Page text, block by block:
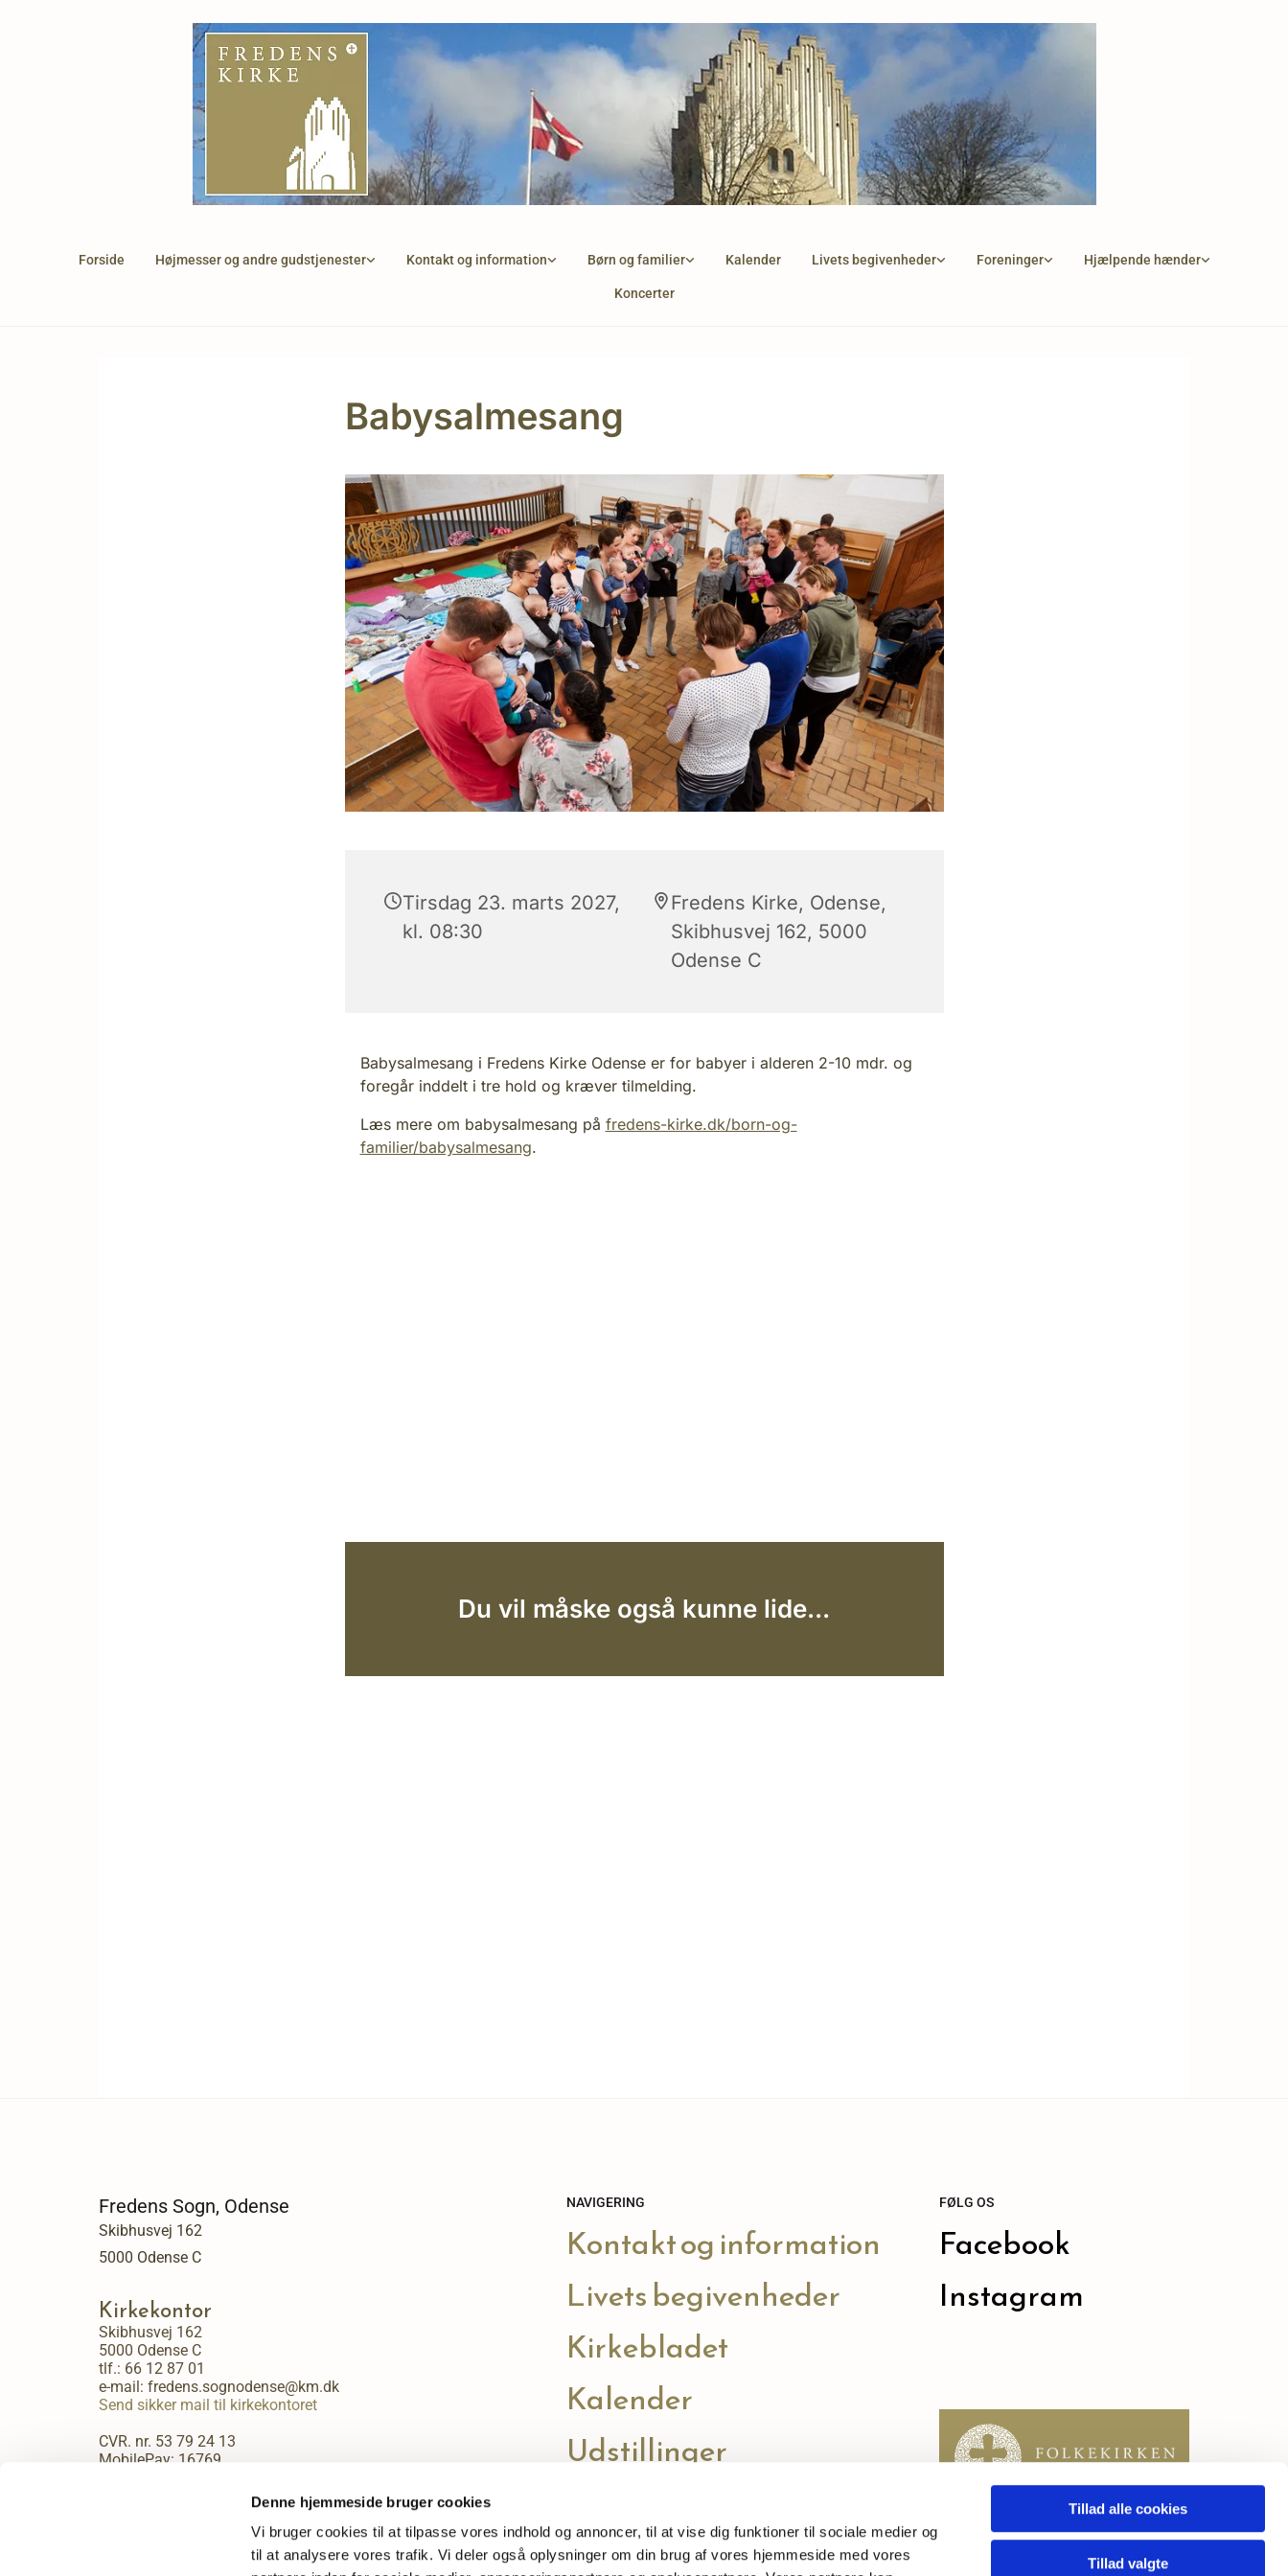
Denne hjemmeside bruger cookies
Vi bruger cookies til at tilpasse vores indhold og annoncer, til at vise dig funktioner til sociale medier og
til at analysere vores trafik. Vi deler også oplysninger om din brug af vores hjemmeside med vores
Tillad alle cookies
Tillad valgte
Forside Højmesser og andre gudstjenester Kontakt og information Børn og familier Kalender Livets begivenheder Foreninger Hjælpende hænder
Koncerter
Babysalmesang
Tirsdag 23. marts 2027,
kl. 08:30
Fredens Kirke, Odense,
Skibhusvej 162, 5000
Odense C
Babysalmesang i Fredens Kirke Odense er for babyer i alderen 2-10 mdr. og
foregår inddelt i tre hold og kræver tilmelding.
Læs mere om babysalmesang på fredens-kirke.dk/born-og-
familier/babysalmesang.
Du vil måske også kunne lide...
Fredens Sogn, Odense
Skibhusvej 162
5000 Odense C
Kirkekontor
Skibhusvej 162
5000 Odense C
tlf.: 66 12 87 01
e-mail: fredens.sognodense@km.dk
Send sikker mail til kirkekontoret
CVR. nr. 53 79 24 13
MobilePay: 16769
Kirkekontorets åbningstider:
NAVIGERING
Kontakt og information
Livets begivenheder
Kirkebladet
Kalender
Udstillinger
FØLG OS
Facebook
Instagram